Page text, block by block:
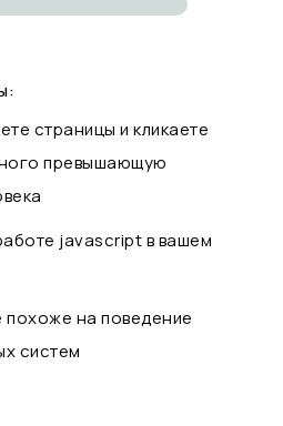
страницы и кликаете
превышающую
javascript в вашем
на поведение
систем